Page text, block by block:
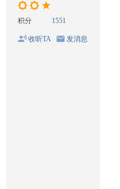
积分 1551
收听TA 发消息